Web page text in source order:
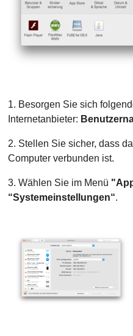
1. Besorgen Sie sich
Internetanbieter:
2. Stellen Sie sicher, dass
Computer verbunden ist.
3. Wählen Sie im Menü
“Systemeinstellungen“.